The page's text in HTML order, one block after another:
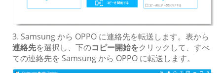
3. Samsung から OPPO に連絡先を転送します。表から
連絡先を選択し、下のコピー開始をクリックして、すべ
ての連絡先を Samsung から OPPO に転送します。